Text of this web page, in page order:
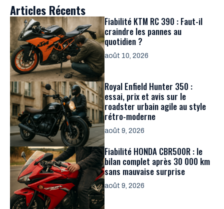
Articles Récents
Fiabilité KTM RC 390 : Faut-il
craindre les pannes au
quotidien ?
août 10, 2026
Royal Enfield Hunter 350 :
essai, prix et avis sur le
roadster urbain agile au style
rétro-moderne
août 9, 2026
Fiabilité HONDA CBR500R : le
bilan complet après 30 000 km
sans mauvaise surprise
août 9, 2026